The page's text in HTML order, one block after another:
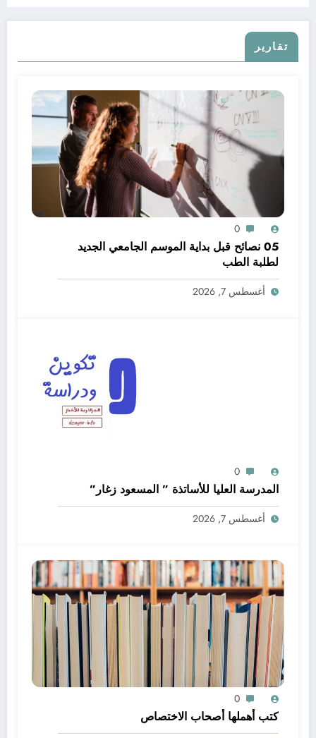
تقارير
0
05 نصائح قبل بداية الموسم الجامعي الجديد
لطلبة الطب
أغسطس 7, 2026
0
المدرسة العليا للأساتذة ” المسعود زغار”
أغسطس 7, 2026
0
كتب أهملها أصحاب الاختصاص